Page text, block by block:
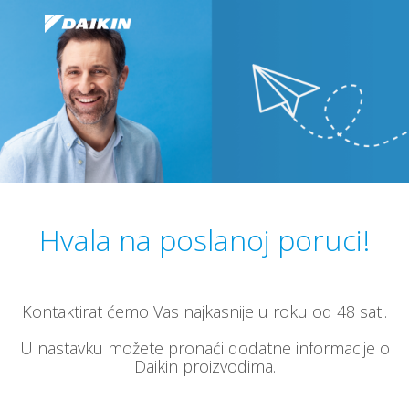
Hvala na poslanoj poruci!
Kontaktirat ćemo Vas najkasnije u roku od 48 sati.
U nastavku možete pronaći dodatne informacije o
Daikin proizvodima.